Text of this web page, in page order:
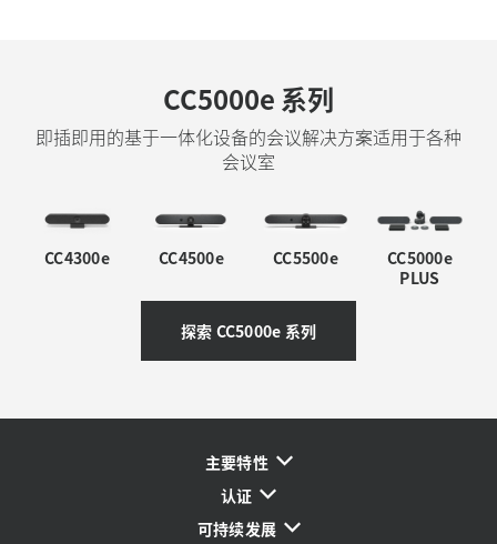
CC5000e 系列
即插即用的基于一体化设备的会议解决方案适用于各种
会议室
CC4300e CC4500e CC5500e
CC5000e
PLUS
探索 CC5000e 系列
主要特性
认证
可持续发展